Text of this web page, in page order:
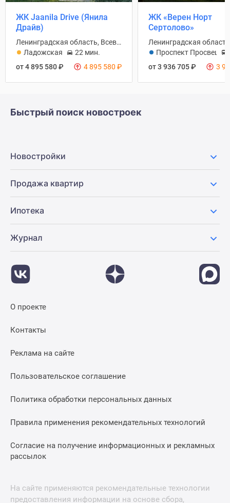
ЖК Jaanila Drive (Янила
Драйв)
Ленинградская область, Всеволожский район
Ладожская
22 мин.
от 4 895 580₽ 4 895 580 ₽
ЖК «Верен Норт
Сертолово»
Проспект
от 3 936 705₽ 3
Быстрый поиск новостроек
Новостройки
Продажа квартир
Ипотека
Журнал
О проекте
Контакты
Реклама на сайте
Пользовательское соглашение
Политика обработки персональных данных
Правила применения рекомендательных технологий
Согласие на получение информационных и рекламных
рассылок
На сайте применяются рекомендательные технологии
предоставления информации на основе сбора,